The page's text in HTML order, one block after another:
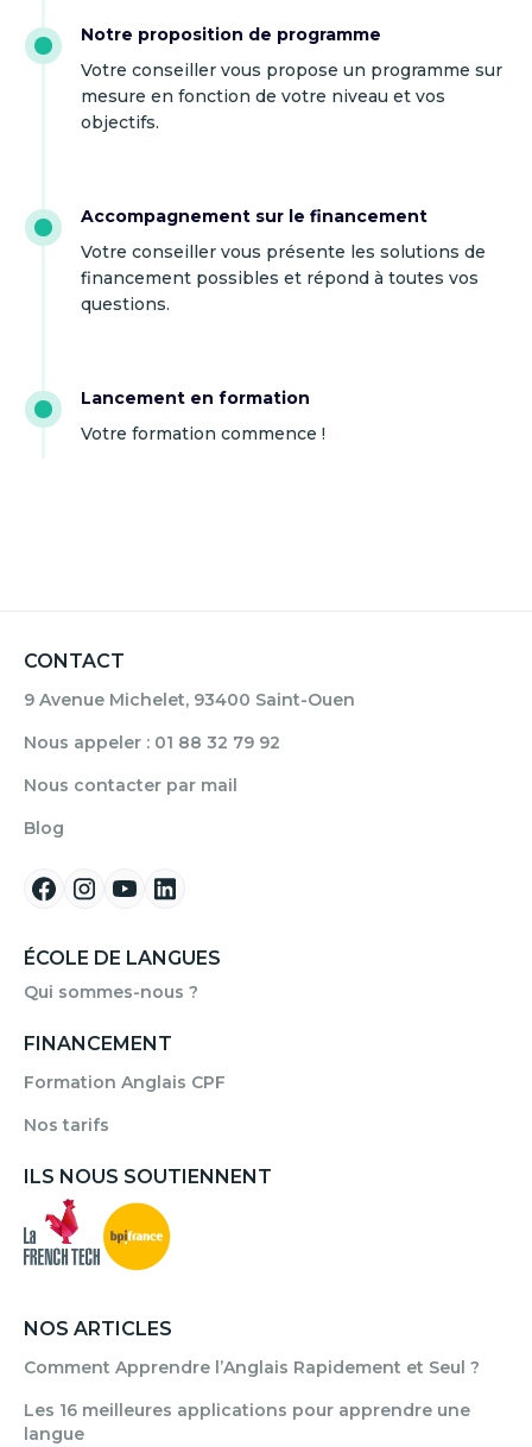
Notre proposition de programme
Votre conseiller vous propose un programme sur
mesure en fonction de votre niveau et vos
objectifs.
Accompagnement sur le financement
Votre conseiller vous présente les solutions de
financement possibles et répond à toutes vos
questions.
Lancement en formation
Votre formation commence !
CONTACT
9 Avenue Michelet, 93400 Saint-Ouen
Nous appeler : 01 88 32 79 92
Nous contacter par mail
Blog
ÉCOLE DE LANGUES
Qui sommes-nous ?
FINANCEMENT
Formation Anglais CPF
Nos tarifs
ILS NOUS SOUTIENNENT
NOS ARTICLES
Comment Apprendre l’Anglais Rapidement et Seul ?
Les 16 meilleures applications pour apprendre une
langue